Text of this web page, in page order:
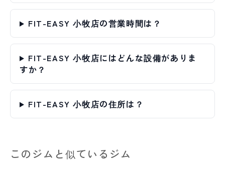
FIT-EASY 小牧店の営業時間は？
FIT-EASY 小牧店にはどんな設備がありま
すか？
FIT-EASY 小牧店の住所は？
このジムと似ているジム